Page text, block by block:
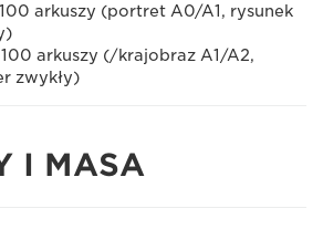
arkuszy (portret A0/A1, rysunek
100 arkuszy (/krajobraz A1/A2,
zwykły)
I MASA